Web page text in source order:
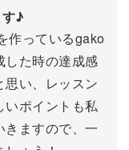
♪
作っているgako
した時の達成感
思い、レッスン
いポイントも私
ますので、一